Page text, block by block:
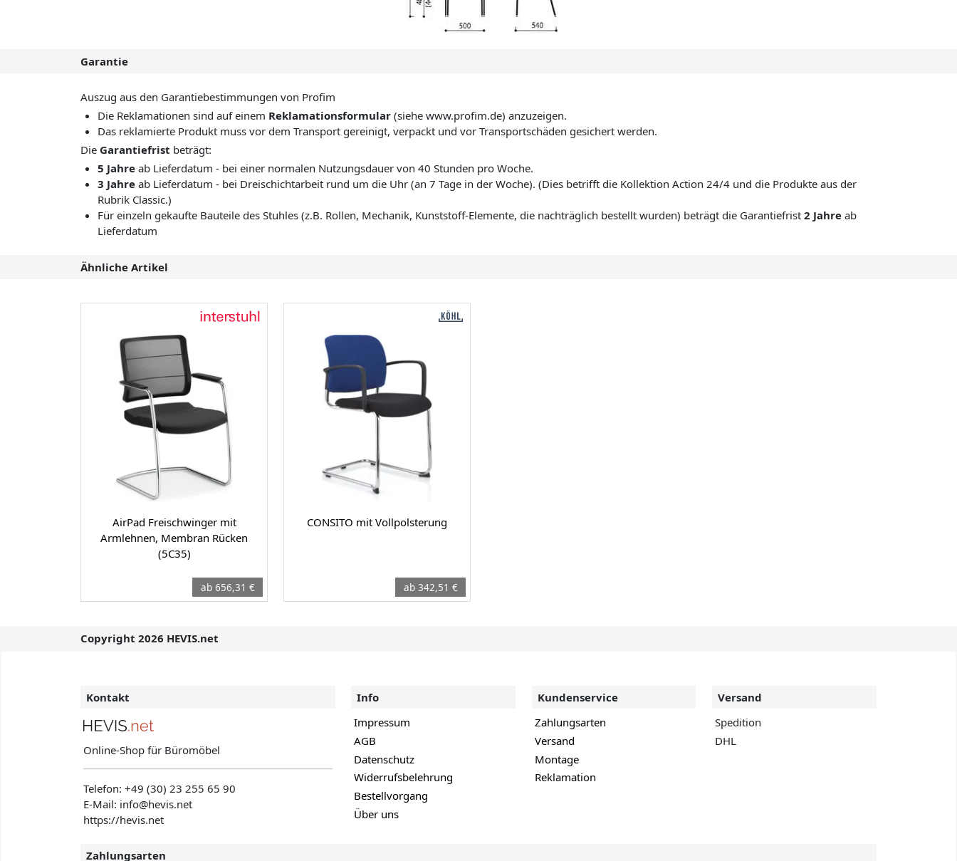
Garantie
Auszug aus den Garantiebestimmungen von Profim
Die Reklamationen sind auf einem Reklamationsformular (siehe www.profim.de) anzuzeigen.
Das reklamierte Produkt muss vor dem Transport gereinigt, verpackt und vor Transportschäden gesichert werden.
Die Garantiefrist beträgt:
5 Jahre ab Lieferdatum - bei einer normalen Nutzungsdauer von 40 Stunden pro Woche.
3 Jahre ab Lieferdatum - bei Dreischichtarbeit rund um die Uhr (an 7 Tage in der Woche). (Dies betrifft die Kollektion Action 24/4 und die Produkte aus der
Rubrik Classic.)
Für einzeln gekaufte Bauteile des Stuhles (z.B. Rollen, Mechanik, Kunststoff-Elemente, die nachträglich bestellt wurden) beträgt die Garantiefrist2 Jahre ab
Lieferdatum
Ähnliche Artikel
AirPad Freischwinger mit
Armlehnen, Membran Rücken
(5C35)
ab 656,31 €
CONSITO mit Vollpolsterung
ab 342,51 €
Copyright 2026 HEVIS.net
Kontakt
Online-Shop für Büromöbel
Telefon:+49 (30) 23 255 65 90
E-Mail: info@hevis.net
https://hevis.net
Info
Impressum
AGB
Datenschutz
Widerrufsbelehrung
Bestellvorgang
Über uns
Kundenservice
Zahlungsarten
Versand
Montage
Reklamation
Versand
Spedition
DHL
Zahlungsarten